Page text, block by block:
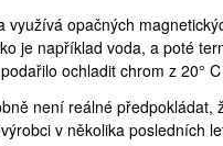
využívá opačných
je například voda, a poté
ochladit chrom z 20°
není reálné předpokládat,
v několika posledních